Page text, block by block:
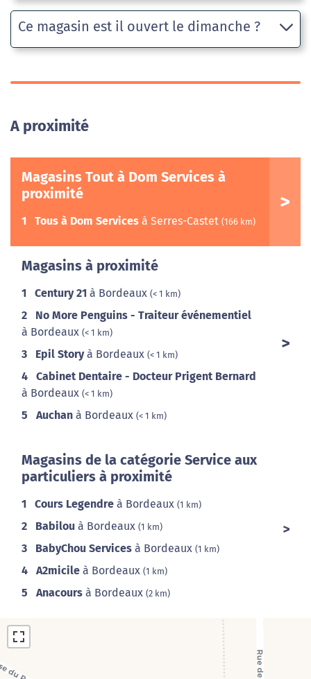
Ce magasin est il ouvert le dimanche ?
A proximité
Magasins Tout à Dom Services à
proximité
1 Tous à Dom Services à Serres-Castet (166 km)
Magasins à proximité
1 Century 21 à Bordeaux (< 1 km)
2
No More Penguins - Traiteur événementiel
à Bordeaux (< 1 km)
3 Epil Storyà Bordeaux (< 1 km)
4
Cabinet Dentaire - Docteur Prigent Bernard
à Bordeaux (< 1 km)
5 Auchan à Bordeaux (< 1 km)
Magasins de la catégorie Service aux
particuliers à proximité
1 Cours Legendre à Bordeaux (1 km)
2 Babilou à Bordeaux (1 km)
3 BabyChou Services à Bordeaux (1 km)
4 A2micile à Bordeaux (1 km)
5 Anacours à Bordeaux (2 km)